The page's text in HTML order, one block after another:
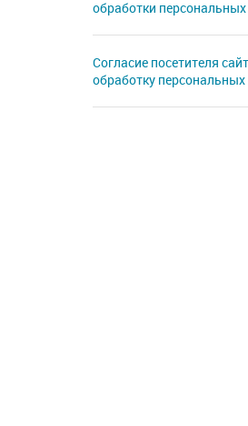
обработки
Согласие посетителя
обработку